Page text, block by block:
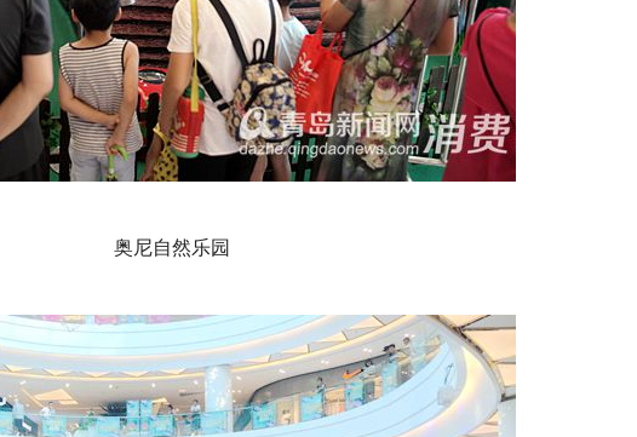
奥尼自然乐园